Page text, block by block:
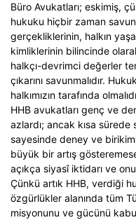
Büro Avukatları; eskimiş,
hukuku hiçbir zaman
gerçekliklerinin, halkın
kimliklerinin bilincinde
halkçı-devrimci değerler
çıkarını savunmalıdır.
halkımızın tarafında
HHB avukatları genç ve
azlardı; ancak kısa
sayesinde deney ve
büyük bir artış
açıkça siyasî iktidarı ve
Çünkü artık HHB, verdiği
özgürlükler alanında tüm
misyonunu ve gücünü